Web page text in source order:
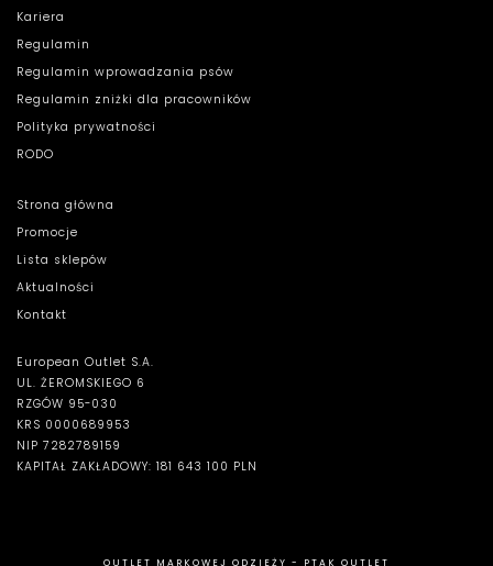
Kariera
Regulamin
Regulamin wprowadzania psów
Regulamin zniżki dla pracowników
Polityka prywatności
RODO
Strona główna
Promocje
Lista sklepów
Aktualności
Kontakt
European Outlet S.A.
UL. ŻEROMSKIEGO 6
RZGÓW 95-030
KRS 0000689953
NIP 7282789159
KAPITAŁ ZAKŁADOWY: 181 643 100 PLN
OUTLET MARKOWEJ ODZIEŻY - PTAK OUTLET